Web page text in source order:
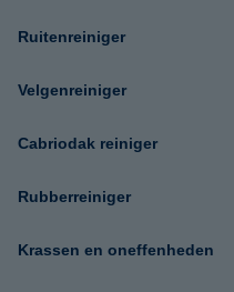
Ruitenreiniger
Velgenreiniger
Cabriodak reiniger
Rubberreiniger
Krassen en oneffenheden